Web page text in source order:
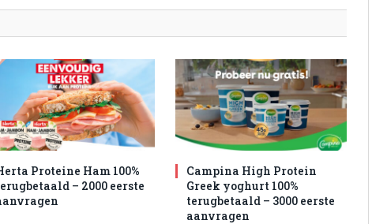
Proteine Ham 100%
– 2000 eerste
Campina High Protein
Greek yoghurt 100%
terugbetaald – 3000 eerste
aanvragen